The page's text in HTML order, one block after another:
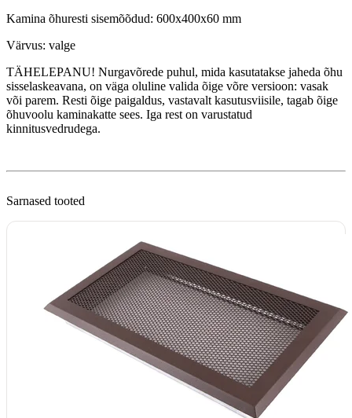
Kamina õhuresti sisemõõdud: 600x400x60 mm
Värvus: valge
TÄHELEPANU! Nurgavõrede puhul, mida kasutatakse jaheda õhu
sisselaskeavana, on väga oluline valida õige võre versioon: vasak
või parem. Resti õige paigaldus, vastavalt kasutusviisile, tagab õige
õhuvoolu kaminakatte sees. Iga rest on varustatud
kinnitusvedrudega.
Sarnased tooted